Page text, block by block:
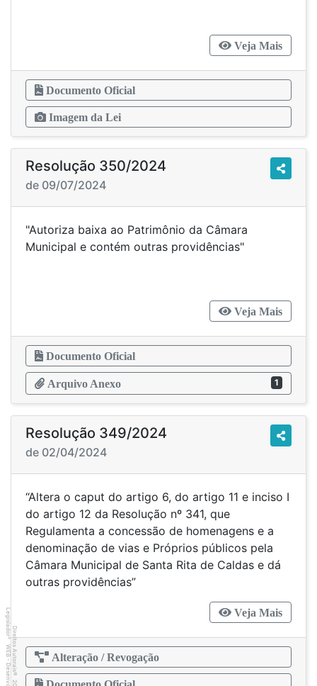
Veja Mais
Documento Oficial
Imagem da Lei
Resolução 350/2024
de 09/07/2024
"Autoriza baixa ao Patrimônio da Câmara
Municipal e contém outras providências"
Veja Mais
Documento Oficial
Arquivo Anexo 1
Resolução 349/2024
de 02/04/2024
“Altera o caput do artigo 6, do artigo 11 e inciso I
do artigo 12 da Resolução nº 341, que
Regulamenta a concessão de homenagens e a
denominação de vias e Próprios públicos pela
Câmara Municipal de Santa Rita de Caldas e dá
outras providências”
Veja Mais
Alteração / Revogação
Direitos Autorais
©
Legislador
®